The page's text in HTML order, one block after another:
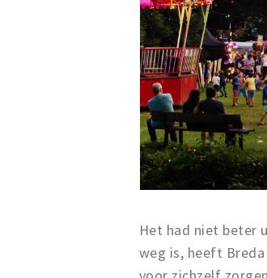
Het had niet beter
weg is, heeft